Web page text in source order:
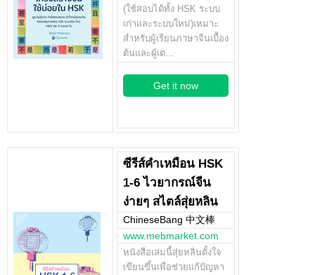
(ใช้สอบได้ทั้ง HSK ระบบ
เก่าและระบบใหม่)เหมาะ
สำหรับผู้เรียนภาษาจีนเบื้อง
ต้นและผู้เต…
Get it now
ซีรีส์คำเหมือน HSK
1-6 ไวยากรณ์จีน
ง่ายๆ สไตล์สุ่ยหลิน
ChineseBang 中文棒
www.mebmarket.com
หนังสือเล่มนี้สุ่ยหลินตั้งใจ
เขียนขึ้นเพื่อช่วยแก้ปัญหา